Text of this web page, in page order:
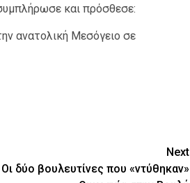
και πρόσθεσε:
ανατολική Μεσόγειο σε
Next
Οι δύο βουλευτίνες που «ντύθηκαν»